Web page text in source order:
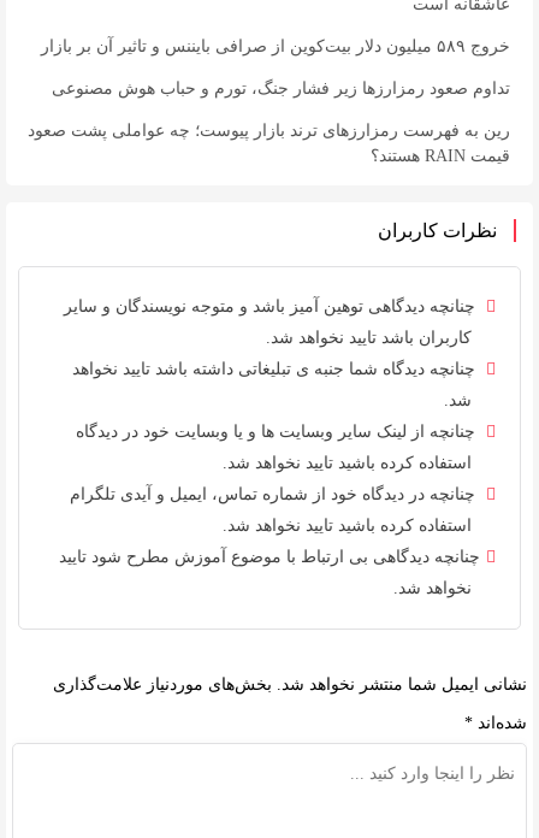
عاشقانه است
خروج ۵۸۹ میلیون دلار بیت‌کوین از صرافی بایننس و تاثیر آن بر بازار
تداوم صعود رمزارزها زیر فشار جنگ، تورم و حباب هوش مصنوعی
رین به فهرست رمزارزهای ترند بازار پیوست؛ چه عواملی پشت صعود
قیمت RAIN هستند؟
نظرات کاربران
چنانچه دیدگاهی توهین آمیز باشد و متوجه نویسندگان و سایر
کاربران باشد تایید نخواهد شد.
چنانچه دیدگاه شما جنبه ی تبلیغاتی داشته باشد تایید نخواهد
شد.
چنانچه از لینک سایر وبسایت ها و یا وبسایت خود در دیدگاه
استفاده کرده باشید تایید نخواهد شد.
چنانچه در دیدگاه خود از شماره تماس، ایمیل و آیدی تلگرام
استفاده کرده باشید تایید نخواهد شد.
چنانچه دیدگاهی بی ارتباط با موضوع آموزش مطرح شود تایید
نخواهد شد.
نشانی ایمیل شما منتشر نخواهد شد. بخش‌های موردنیاز علامت‌گذاری
شده‌اند *